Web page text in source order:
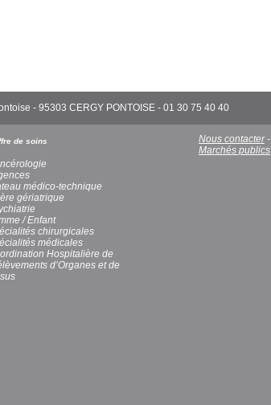
- 95303 CERGY PONTOISE - 01 30 75 40 40
Nous contacter-
Marchés publics
de soins
médico-technique
gériatrique
/ Enfant
chirurgicales
médicales
Hospitalière de
d’Organes et de